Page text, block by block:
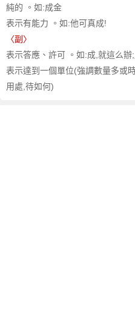
純的 。如:成金
表示有能力 。如:他可真成!
〈副〉
表示答應、許可 。如:成,就這么
表示達到一個單位(強調數量多或
用處,待如何)